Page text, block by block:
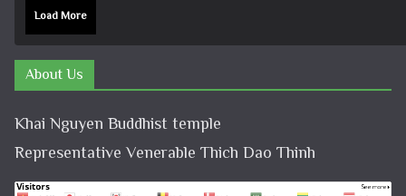
Load More
About Us
Khai Nguyen Buddhist temple
Representative Venerable Thich Dao Thinh